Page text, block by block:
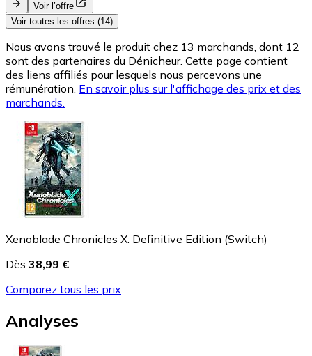
Voir l’offre
Voir toutes les offres (14)
Nous avons trouvé le produit chez 13 marchands, dont 12
sont des partenaires du Dénicheur. Cette page contient
des liens affiliés pour lesquels nous percevons une
rémunération. En savoir plus sur l'affichage des prix et des
marchands.
Xenoblade Chronicles X: Definitive Edition (Switch)
Dès 38,99 €
Comparez tous les prix
Analyses